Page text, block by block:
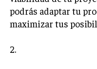
ÉTICA
SOCIAL
podrás adaptar tu
maximizar tus
2.